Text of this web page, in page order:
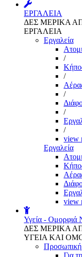
ΕΡΓΑΛΕΙΑ
ΔΕΣ ΜΕΡΙΚΑ
ΕΡΓΑΛΕΙΑ
Εργαλεία
/
/
/
/
/
view
Εργαλεία
view
Υγεία - Ομορφιά
ΔΕΣ ΜΕΡΙΚΑ
ΥΓΕΙΑ ΚΑΙ
Προσωπική
Για